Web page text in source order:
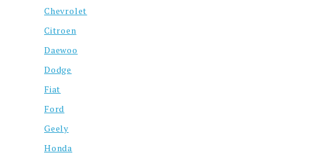
Chevrolet
Citroen
Daewoo
Dodge
Fiat
Ford
Geely
Honda